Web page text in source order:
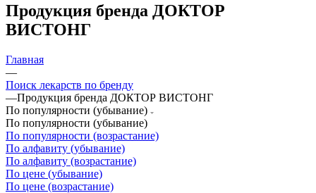
Продукция бренда ДОКТОР
ВИСТОНГ
Главная
—
Поиск лекарств по бренду
—Продукция бренда ДОКТОР ВИСТОНГ
По популярности (убывание)
По популярности (убывание)
По популярности (возрастание)
По алфавиту (убывание)
По алфавиту (возрастание)
По цене (убывание)
По цене (возрастание)